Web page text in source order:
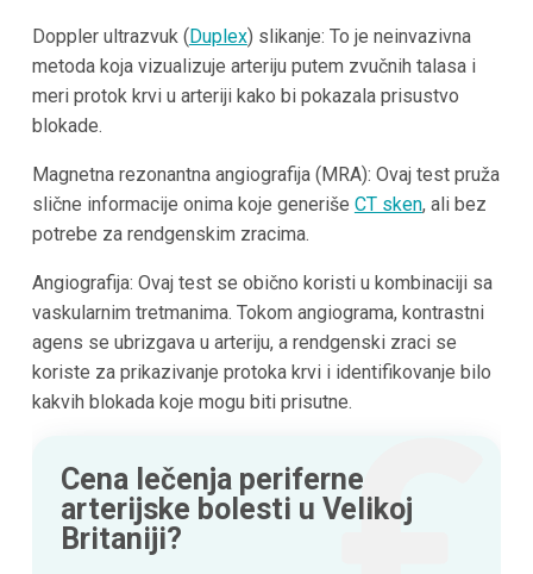
Doppler ultrazvuk (Duplex) slikanje: To je neinvazivna
metoda koja vizualizuje arteriju putem zvučnih talasa i
meri protok krvi u arteriji kako bi pokazala prisustvo
blokade.
Magnetna rezonantna angiografija (MRA): Ovaj test pruža
slične informacije onima koje generiše CT sken, ali bez
potrebe za rendgenskim zracima.
Angiografija: Ovaj test se obično koristi u kombinaciji sa
vaskularnim tretmanima. Tokom angiograma, kontrastni
agens se ubrizgava u arteriju, a rendgenski zraci se
koriste za prikazivanje protoka krvi i identifikovanje bilo
kakvih blokada koje mogu biti prisutne.
Cena lečenja periferne
arterijske bolesti u Velikoj
Britaniji?